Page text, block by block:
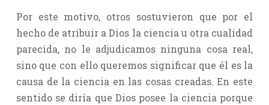
Por este motivo, otros sostuvieron que por el
hecho de atribuir a Dios la ciencia u otra cualidad
parecida, no le adjudicamos ninguna cosa real,
sino que con ello queremos significar que él es la
causa de la ciencia en las cosas creadas. En este
sentido se diría que Dios posee la ciencia porque